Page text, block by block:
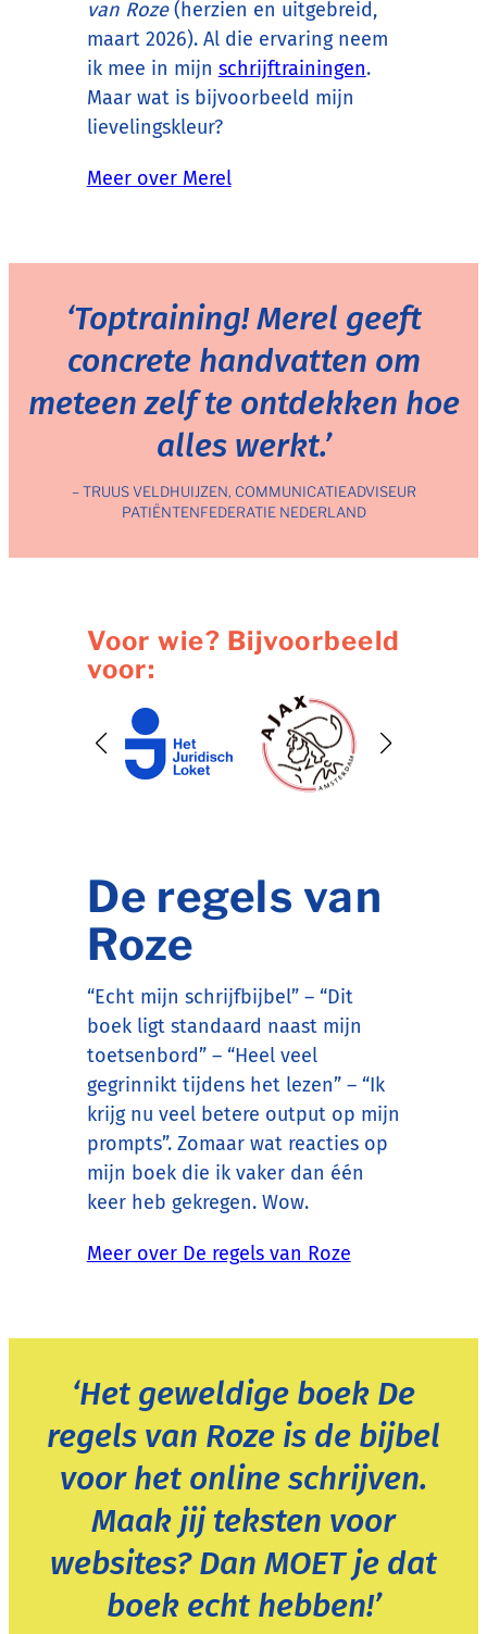
van Roze(herzien en uitgebreid,
maart 2026). Al die ervaring neem
ik mee in mijn schrijftrainingen.
Maar wat is bijvoorbeeld mijn
lievelingskleur?
Meer over Merel
‘Toptraining! Merel geeft
concrete handvatten om
meteen zelf te ontdekken hoe
alles werkt.’
– TRUUS VELDHUIJZEN, COMMUNICATIEADVISEUR
PATIËNTENFEDERATIE NEDERLAND
Voor wie? Bijvoorbeeld
voor:
De regels van
Roze
“Echt mijn schrijfbijbel” – “Dit
boek ligt standaard naast mijn
toetsenbord” – “Heel veel
gegrinnikt tijdens het lezen” – “Ik
krijg nu veel betere output op mijn
prompts”. Zomaar wat reacties op
mijn boek die ik vaker dan één
keer heb gekregen. Wow.
Meer over De regels van Roze
‘Het geweldige boek De
regels van Roze is de bijbel
voor het online schrijven.
Maak jij teksten voor
websites? Dan MOET je dat
boek echt hebben!’